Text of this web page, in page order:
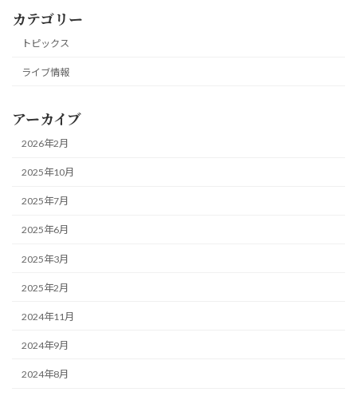
カテゴリー
トピックス
ライブ情報
アーカイブ
2026年2月
2025年10月
2025年7月
2025年6月
2025年3月
2025年2月
2024年11月
2024年9月
2024年8月